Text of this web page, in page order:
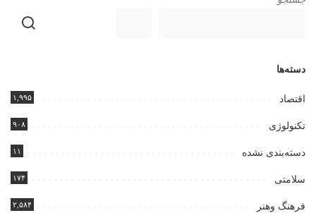
دسته‌ها
اقتصاد ۱,۹۹۵
تکنولوژی ۹۰۸
دسته‌بندی نشده ۱۱
سلامتی ۱۷۴
فرهنگ وهنر ۲,۵۸۴